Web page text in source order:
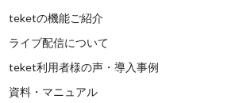
teketの機能ご紹介
ライブ配信について
teket利用者様の声・導入事例
資料・マニュアル